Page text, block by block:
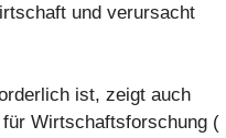
und verursacht
ist, zeigt auch
Wirtschaftsforschung (